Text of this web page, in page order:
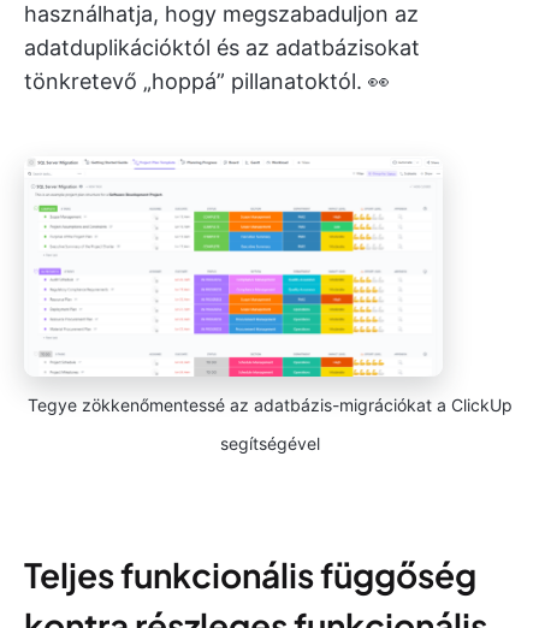
használhatja, hogy megszabaduljon az
adatduplikációktól és az adatbázisokat
tönkretevő „hoppá” pillanatoktól. 👀
Tegye zökkenőmentessé az adatbázis-migrációkat a ClickUp
segítségével
Teljes funkcionális függőség